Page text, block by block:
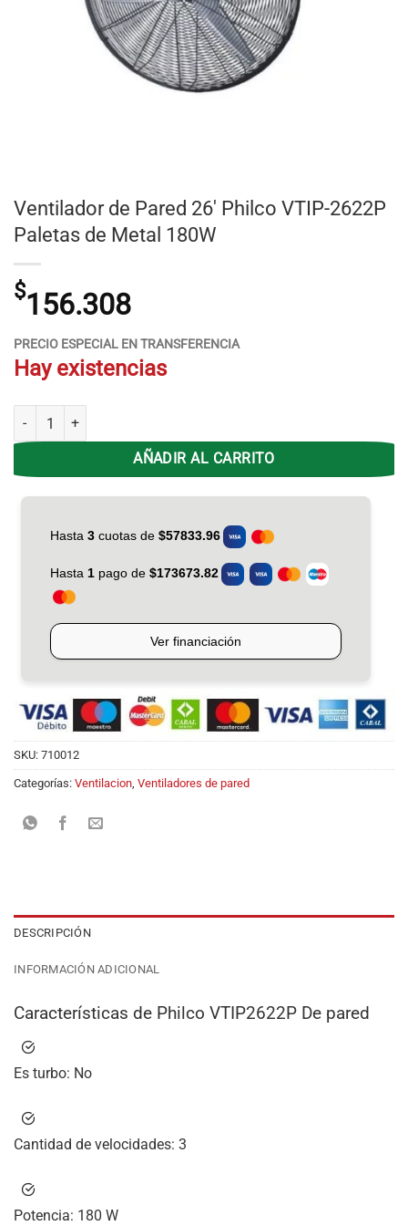
Ventilador de Pared 26′ Philco VTIP-2622P
Paletas de Metal 180W
$156.308
PRECIO ESPECIAL EN TRANSFERENCIA
Hay existencias
Ventilador de Pared 26' Philco VTIP-2622P Paletas de Metal 180W
AÑADIR AL CARRITO
SKU: 710012
Categorías: Ventilacion Ventiladores de pared
DESCRIPCIÓN
INFORMACIÓN ADICIONAL
Características de Philco VTIP2622P De pared
Es turbo: No
Cantidad de velocidades: 3
Potencia: 180 W